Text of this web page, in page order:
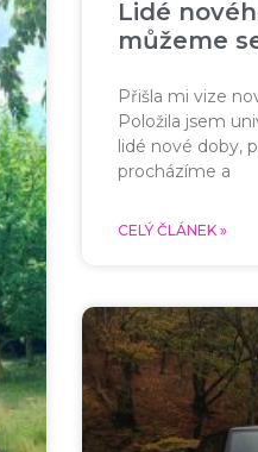
Lidé
můžeme
Přišla mi vize
Položila jsem
lidé nové doby,
procházíme a
CELÝ ČLÁNEK »